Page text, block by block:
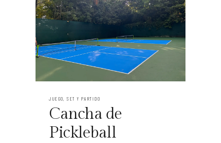
JUEGO, SET Y PARTIDO
Cancha de
Pickleball